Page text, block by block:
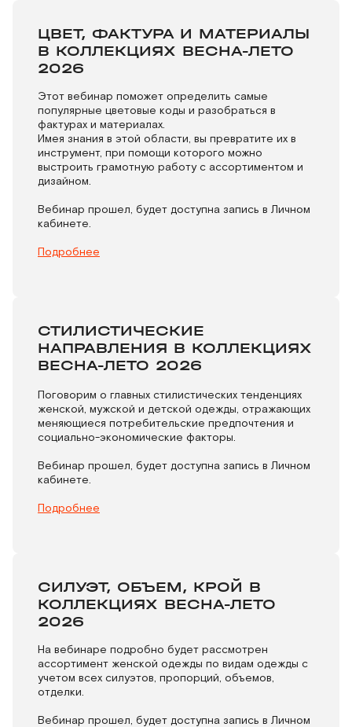
ЦВЕТ, ФАКТУРА И МАТЕРИАЛЫ
В КОЛЛЕКЦИЯХ ВЕСНА-ЛЕТО
2026
Этот вебинар поможет определить самые
популярные цветовые коды и разобраться в
фактурах и материалах.
Имея знания в этой области, вы превратите их в
инструмент, при помощи которого можно
выстроить грамотную работу с ассортиментом и
дизайном.
Вебинар прошел, будет доступна запись в Личном
кабинете.
Подробнее
СТИЛИСТИЧЕСКИЕ
НАПРАВЛЕНИЯ В КОЛЛЕКЦИЯХ
ВЕСНА-ЛЕТО 2026
Поговорим о главных стилистических тенденциях
женской, мужской и детской одежды, отражающих
меняющиеся потребительские предпочтения и
социально-экономические факторы.
Вебинар прошел, будет доступна запись в Личном
кабинете.
Подробнее
СИЛУЭТ, ОБЪЕМ, КРОЙ В
КОЛЛЕКЦИЯХ ВЕСНА-ЛЕТО
2026
На вебинаре подробно будет рассмотрен
ассортимент женской одежды по видам одежды с
учетом всех силуэтов, пропорций, объемов,
отделки.
Вебинар прошел, будет доступна запись в Личном